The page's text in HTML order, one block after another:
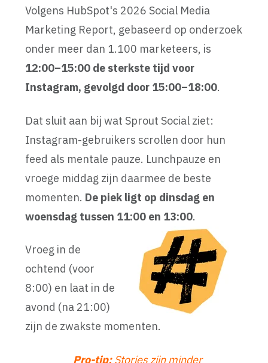
Volgens HubSpot's 2026 Social Media
Marketing Report, gebaseerd op onderzoek
onder meer dan 1.100 marketeers, is
12:00–15:00 de sterkste tijd voor
Instagram, gevolgd door 15:00–18:00.
Dat sluit aan bij wat Sprout Social ziet:
Instagram-gebruikers scrollen door hun
feed als mentale pauze. Lunchpauze en
vroege middag zijn daarmee de beste
momenten. De piek ligt op dinsdag en
woensdag tussen 11:00 en 13:00.
Vroeg in de
ochtend (voor
8:00) en laat in de
avond (na 21:00)
zijn de zwakste momenten.
Pro-tip:Stories zijn minder